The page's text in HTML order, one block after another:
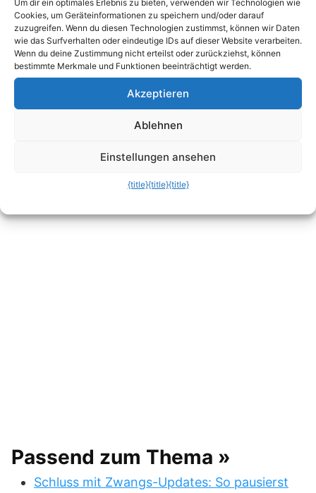
http://pcsupport.about.com/od/findbyerrormess
age/tp/stop_error_list.htm
Im Abschnitt „Resolution“ finden Sie meist auch
Informationen, wie das Problem behoben wird.
Passend zum Thema »
Schluss mit Zwangs-Updates: So pausierst
Um dir ein optimales Erlebnis zu bieten, verwenden wir Technologien wie
Cookies, um Geräteinformationen zu speichern und/oder darauf
zuzugreifen. Wenn du diesen Technologien zustimmst, können wir Daten
wie das Surfverhalten oder eindeutige IDs auf dieser Website verarbeiten.
Wenn du deine Zustimmung nicht erteilst oder zurückziehst, können
bestimmte Merkmale und Funktionen beeinträchtigt werden.
Akzeptieren
Ablehnen
Einstellungen ansehen
{title}{title}{title}